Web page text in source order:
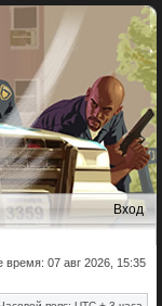
Вход
время: 07 авг 2026, 15:35